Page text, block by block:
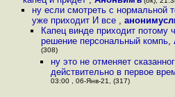
ну если смотреть с нормальной
уже приходит И все ,
Капец винде приходит потому
решение персональный компь,
(308)
ну это не отменяет
действительно в первое
03:00 , 06-Янв-21, (317)